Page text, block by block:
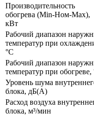
Производительность
обогрева (Min-Ном-Max),
кВт
Рабочий диапазон
температур при
°С
Рабочий диапазон
температур при обогреве,
Уровень шума
блока, дБ(А)
Расход воздуха
блока, м³/мин